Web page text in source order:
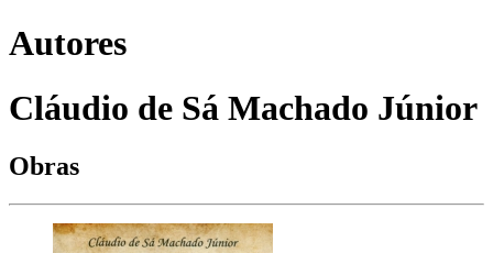
Autores
Cláudio de Sá Machado Júnior
Obras